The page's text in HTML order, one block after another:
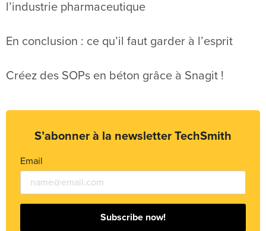
l’industrie pharmaceutique
En conclusion : ce qu’il faut garder à l’esprit
Créez des SOPs en béton grâce à Snagit !
S’abonner à la newsletter TechSmith
Email
Subscribe now!